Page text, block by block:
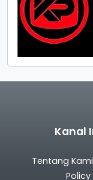
Kanal
Tentang Kami
Policy